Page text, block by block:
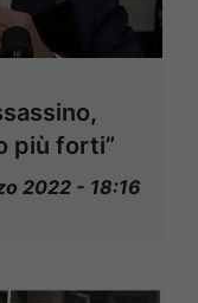
più forti”
2022 - 18:16